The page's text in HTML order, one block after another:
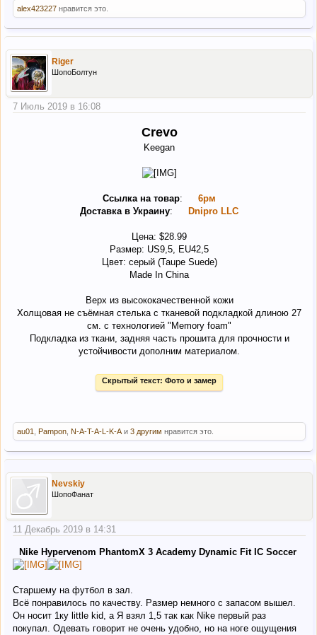
alex423227 нравится это.
Riger
ШопоБолтун
7 Июль 2019 в 16:08
Crevo
Keegan
Ссылка на товар:
6рм
Доставка в Украину: Dnipro LLC
Цена: $28.99
Размер: US9,5, EU42,5
Цвет: серый (Taupe Suede)
Made In China
Верх из высококачественной кожи
Холщовая не съёмная стелька с тканевой подкладкой длиною 27
см. c технологией "Memory foam"
Подкладка из ткани, задняя часть прошита для прочности и
устойчивости дополним материалом.
Скрытый текст: Фото и замер
au01 Pampon N-A-T-A-L-K-A и 3 другим нравится это.
Nevskiy
ШопоФанат
11 Декабрь 2019 в 14:31
Nike Hypervenom PhantomX 3 Academy Dynamic Fit IC Soccer
Старшему на футбол в зал.
Всё понравилось по качеству. Размер немного с запасом вышел.
Он носит 1ку little kid, а Я взял 1,5 так как Nike первый раз
покупал. Одевать говорит не очень удобно, но на ноге ощущения